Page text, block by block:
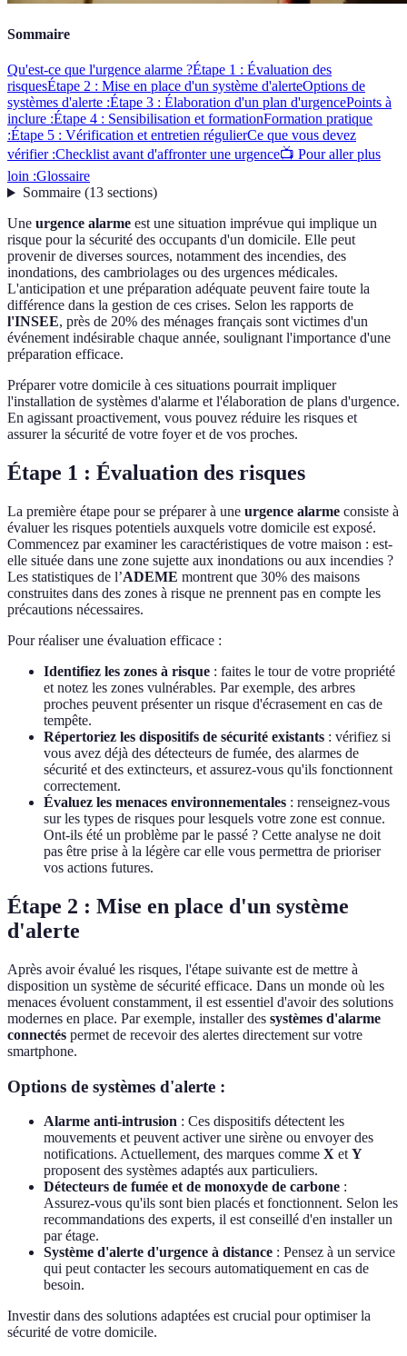
Sommaire
Qu'est-ce que l'urgence alarme ?Étape 1 : Évaluation des
risquesÉtape 2 : Mise en place d'un système d'alerteOptions de
systèmes d'alerte :Étape 3 : Élaboration d'un plan d'urgencePoints à
inclure :Étape 4 : Sensibilisation et formationFormation pratique
:Étape 5 : Vérification et entretien régulierCe que vous devez
vérifier :Checklist avant d'affronter une urgence📺 Pour aller plus
loin :Glossaire
Sommaire(13 sections)
Une urgence alarme est une situation imprévue qui implique un
risque pour la sécurité des occupants d'un domicile. Elle peut
provenir de diverses sources, notamment des incendies, des
inondations, des cambriolages ou des urgences médicales.
L'anticipation et une préparation adéquate peuvent faire toute la
différence dans la gestion de ces crises. Selon les rapports de
l'INSEE, près de 20% des ménages français sont victimes d'un
événement indésirable chaque année, soulignant l'importance d'une
préparation efficace.
Préparer votre domicile à ces situations pourrait impliquer
l'installation de systèmes d'alarme et l'élaboration de plans d'urgence.
En agissant proactivement, vous pouvez réduire les risques et
assurer la sécurité de votre foyer et de vos proches.
Étape 1 : Évaluation des risques
La première étape pour se préparer à une urgence alarme consiste à
évaluer les risques potentiels auxquels votre domicile est exposé.
Commencez par examiner les caractéristiques de votre maison : est-
elle située dans une zone sujette aux inondations ou aux incendies ?
Les statistiques de l’ADEME montrent que 30% des maisons
construites dans des zones à risque ne prennent pas en compte les
précautions nécessaires.
Pour réaliser une évaluation efficace :
Identifiez les zones à risque : faites le tour de votre propriété
et notez les zones vulnérables. Par exemple, des arbres
proches peuvent présenter un risque d'écrasement en cas de
tempête.
Répertoriez les dispositifs de sécurité existants : vérifiez si
vous avez déjà des détecteurs de fumée, des alarmes de
sécurité et des extincteurs, et assurez-vous qu'ils fonctionnent
correctement.
Évaluez les menaces environnementales : renseignez-vous
sur les types de risques pour lesquels votre zone est connue.
Ont-ils été un problème par le passé ? Cette analyse ne doit
pas être prise à la légère car elle vous permettra de prioriser
vos actions futures.
Étape 2 : Mise en place d'un système
d'alerte
Après avoir évalué les risques, l'étape suivante est de mettre à
disposition un système de sécurité efficace. Dans un monde où les
menaces évoluent constamment, il est essentiel d'avoir des solutions
modernes en place. Par exemple, installer des systèmes d'alarme
connectés permet de recevoir des alertes directement sur votre
smartphone.
Options de systèmes d'alerte :
Alarme anti-intrusion : Ces dispositifs détectent les
mouvements et peuvent activer une sirène ou envoyer des
notifications. Actuellement, des marques comme X etY
proposent des systèmes adaptés aux particuliers.
Détecteurs de fumée et de monoxyde de carbone :
Assurez-vous qu'ils sont bien placés et fonctionnent. Selon les
recommandations des experts, il est conseillé d'en installer un
par étage.
Système d'alerte d'urgence à distance : Pensez à un service
qui peut contacter les secours automatiquement en cas de
besoin.
Investir dans des solutions adaptées est crucial pour optimiser la
sécurité de votre domicile.